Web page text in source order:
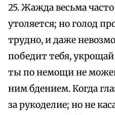
25. Жажда весьма
утоляется; но голод
трудно, и даже
победит тебя,
ты по немощи не
ним бдением. Когда
за рукоделие; но не